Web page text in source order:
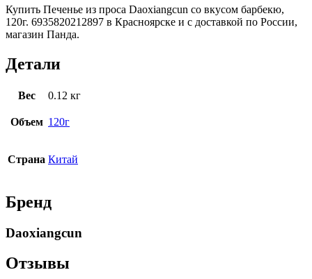
Купить Печенье из проса Daoxiangcun со вкусом барбекю,
120г. 6935820212897 в Красноярске и с доставкой по России,
магазин Панда.
Детали
Вес 0.12 кг
Объем 120г
Страна Китай
Бренд
Daoxiangcun
Отзывы